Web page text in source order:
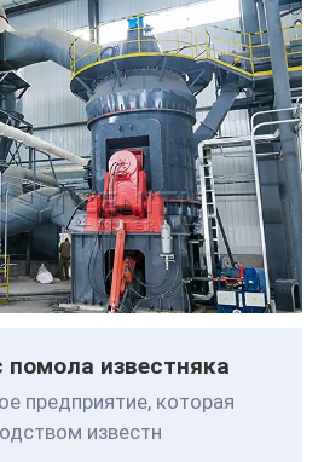
известняка
предприятие, которая
известн